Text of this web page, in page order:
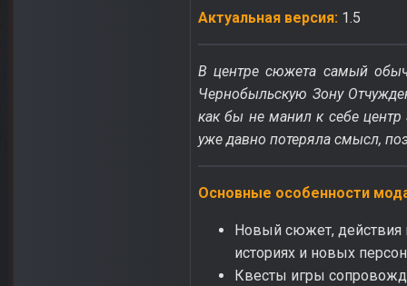
Актуальная версия: 1.5
В центре сюжета самый
Чернобыльскую Зону
как бы не манил к себе
уже давно потеряла смысл,
Основные особенности
Новый сюжет, действия
историях и новых
Квесты игры